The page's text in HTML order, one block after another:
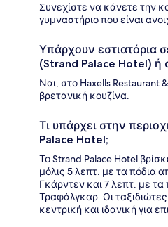
Συνεχίστε να κάνετε την
γυμναστήριο που είναι
Υπάρχουν εστιατόρια
(Strand Palace Hotel) ή
Ναι, στο Haxells Restaurant
βρετανική κουζίνα.
Τι υπάρχει στην
Palace Hotel;
Το Strand Palace Hotel
μόλις 5 λεπτ. με τα πόδια
Γκάρντεν και 7 λεπτ. με
Τραφάλγκαρ. Οι ταξιδιώτες
κεντρική και ιδανική για